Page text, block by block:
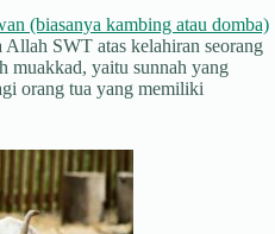
(biasanya kambing atau domba)
Allah SWT atas kelahiran seorang
muakkad, yaitu sunnah yang
orang tua yang memiliki